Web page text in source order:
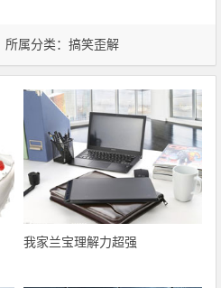
所属分类：搞笑歪解
我家兰宝理解力超强